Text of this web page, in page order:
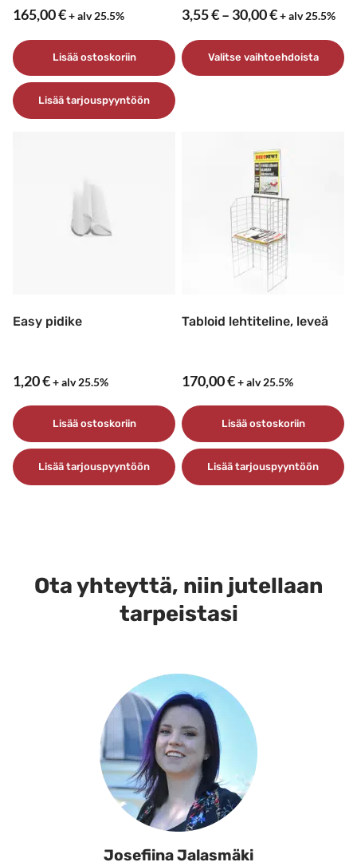
165,00€+ alv 25.5%
Lisää ostoskoriin
Lisää tarjouspyyntöön
3,55€– 30,00€
–
30,00 €
+ alv 25.5%
Valitse vaihtoehdoista
Easy pidike
1,20€+ alv 25.5%
Lisää ostoskoriin
Lisää tarjouspyyntöön
Tabloid lehtiteline, leveä
170,00€+ alv 25.5%
Lisää ostoskoriin
Lisää tarjouspyyntöön
Ota yhteyttä, niin jutellaan
tarpeistasi
Josefiina Jalasmäki